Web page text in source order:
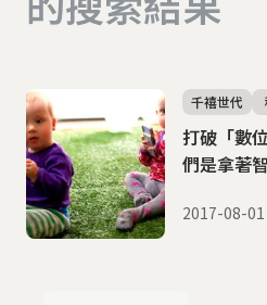
打破「數位原
們是拿著
千禧世代
2017-08-01